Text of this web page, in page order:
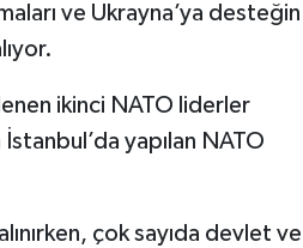
ve Ukrayna’ya desteğin
ikinci NATO liderler
yapılan NATO
çok sayıda devlet ve